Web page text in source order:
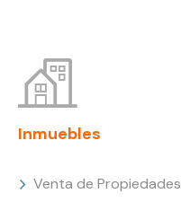
Inmuebles
Venta de Propiedades